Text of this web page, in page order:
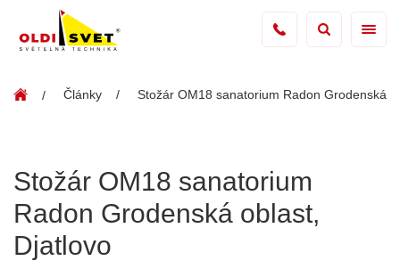
Články Stožár OM18 sanatorium Radon Grodenská
Stožár OM18 sanatorium
Radon Grodenská oblast,
Djatlovo